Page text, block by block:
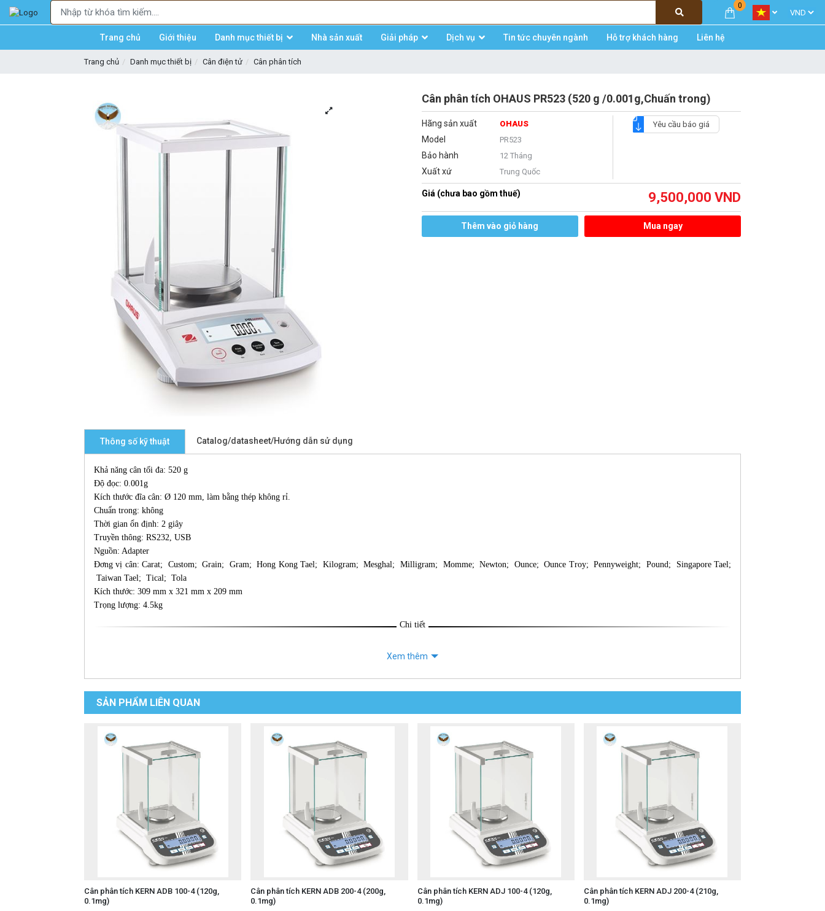
0
Trang chủ Giới thiệu Danh mục thiết bị Nhà sản xuất Giải pháp Dịch vụ Tin tức chuyên ngành Hỗ trợ khách hàng Liên hệ
Trang chủ Danh mục thiết bị Cân điện tử Cân phân tích
Cân phân tích OHAUS PR523 (520 g /0.001g,Chuấn trong)
Hãng sản xuất OHAUS
Model PR523
Bảo hành 12 Tháng
Xuất xứ Trung Quốc
Yêu cầu báo giá
Giá (chưa bao gồm thuế) 9,500,000 VND
Thêm vào giỏ hàng Mua ngay
Thông số kỹ thuật Catalog/datasheet/Hướng dẫn sử dụng
Khả năng cân tối đa: 520 g
Độ đọc: 0.001g
Kích thước đĩa cân: Ø 120 mm, làm bằng thép không rỉ.
Chuẩn trong: không
Thời gian ổn định: 2 giây
Truyền thông: RS232, USB
Nguồn: Adapter
Đơng vị cân: Carat; Custom; Grain; Gram; Hong Kong Tael; Kilogram; Mesghal; Milligram; Momme; Newton; Ounce; Ounce Troy; Pennyweight; Pound; Singapore Tael;
Taiwan Tael; Tical; Tola
Kích thước: 309 mm x 321 mm x 209 mm
Trọng lượng: 4.5kg
Chi tiết
Xem thêm
SẢN PHẨM LIÊN QUAN
Cân phân tích KERN ADB 100-4 (120g,
0.1mg)
Cân phân tích KERN ADB 200-4 (200g,
0.1mg)
Cân phân tích KERN ADJ 100-4 (120g,
0.1mg)
Cân phân tích KERN ADJ 200-4 (210g,
0.1mg)